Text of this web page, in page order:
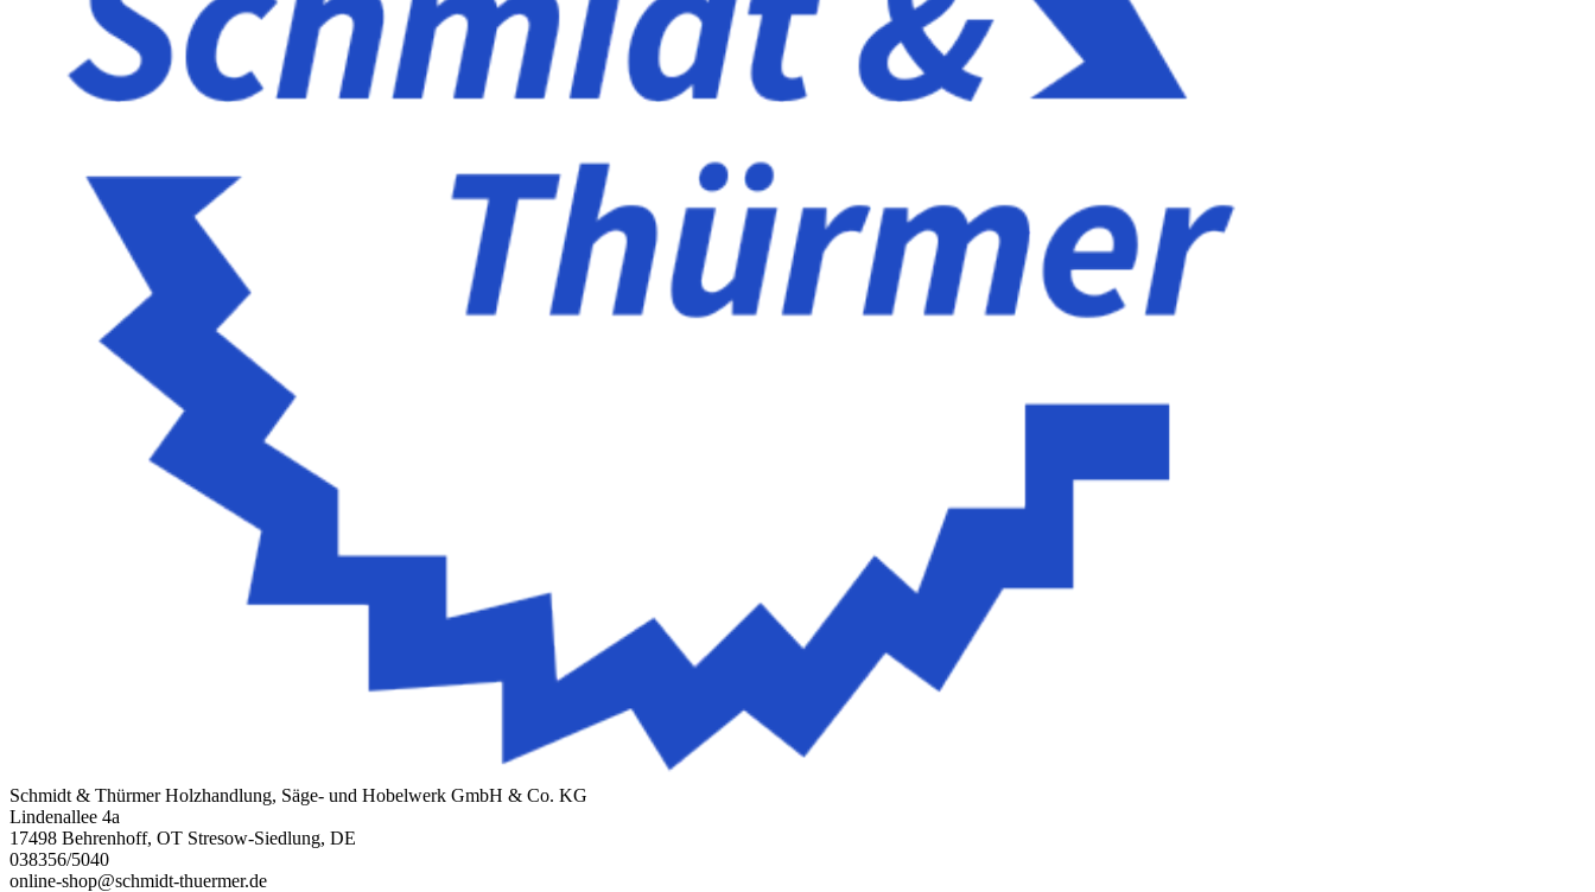
Schmidt & Thürmer Holzhandlung, Säge- und Hobelwerk GmbH & Co. KG
Lindenallee 4a
17498 Behrenhoff, OT Stresow-Siedlung, DE
038356/5040
online-shop@schmidt-thuermer.de